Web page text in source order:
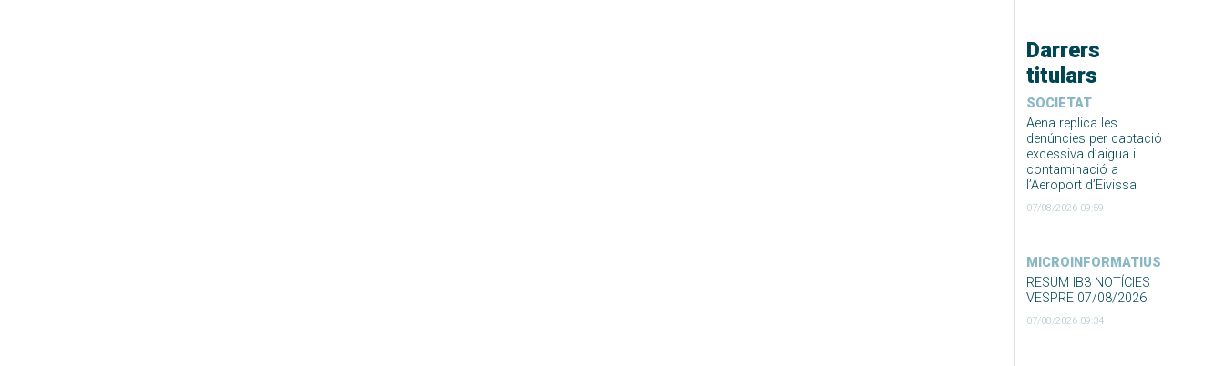
Darrers
titulars
SOCIETAT
Aena replica les
denúncies per captació
excessiva d’aigua i
contaminació a
l’Aeroport d’Eivissa
07/08/2026 09:59
MICROINFORMATIUS
RESUM IB3 NOTÍCIES
VESPRE 07/08/2026
07/08/2026 09:34